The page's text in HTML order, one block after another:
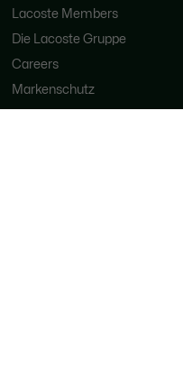
Lacoste Members
Die Lacoste Gruppe
Careers
Markenschutz